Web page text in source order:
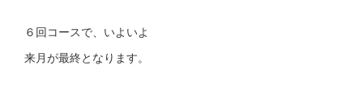
６回コースで、いよいよ
来月が最終となります。